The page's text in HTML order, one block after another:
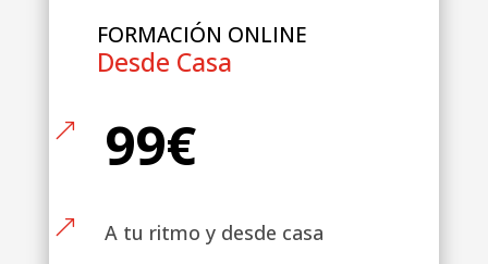
FORMACIÓN ONLINE
Desde Casa
& 99€
& A tu ritmo y desde casa